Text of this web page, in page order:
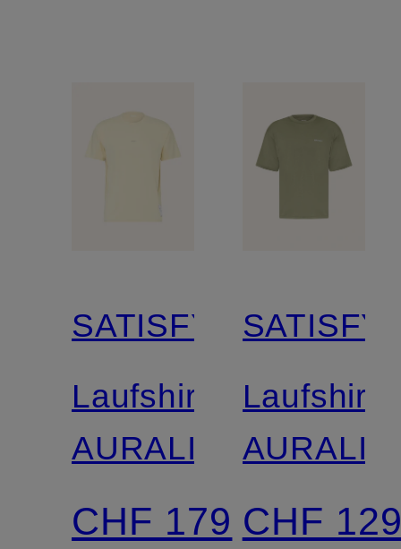
SATISFY
Laufshirt
AURALITE™
CHF 179
SATISFY
Laufshirt
CHF